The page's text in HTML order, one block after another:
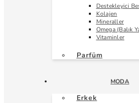
Destekleyici
Kolajen
Mineraller
Omega (Balık
Vitaminler
Parfüm
MODA
Erkek